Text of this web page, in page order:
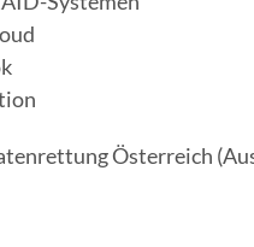
Österreich